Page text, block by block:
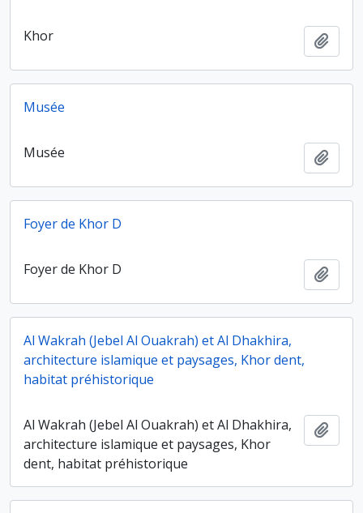
Khor
Musée
Musée
Foyer de Khor D
Foyer de Khor D
Al Wakrah (Jebel Al Ouakrah) et Al Dhakhira,
architecture islamique et paysages, Khor dent,
habitat préhistorique
Al Wakrah (Jebel Al Ouakrah) et Al Dhakhira,
architecture islamique et paysages, Khor
dent, habitat préhistorique